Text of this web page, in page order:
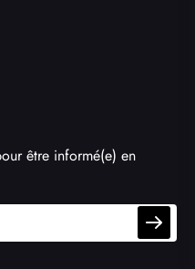
être informé(e) en